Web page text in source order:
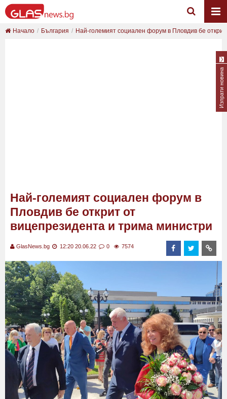
Начало България Най-големият социален форум в Пловдив бе
Най-големият социален форум в
Пловдив бе открит от
вицепрезидента и трима министри
GlasNews.bg 12:20 20.06.22 0 7574
Изпрати новина